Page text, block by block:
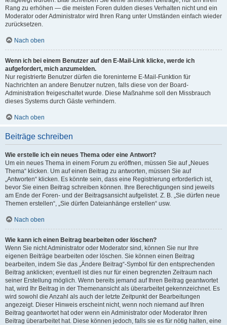
Rang zu erhöhen — die meisten Foren dulden dieses Verhalten nicht und ein
Moderator oder Administrator wird Ihren Rang unter Umständen einfach wieder
zurücksetzen.
Nach oben
Wenn ich bei einem Benutzer auf den E-Mail-Link klicke, werde ich
aufgefordert, mich anzumelden.
Nur registrierte Benutzer dürfen die foreninterne E-Mail-Funktion für
Nachrichten an andere Benutzer nutzen, falls diese von der Board-
Administration freigeschaltet wurde. Diese Maßnahme soll den Missbrauch
dieses Systems durch Gäste verhindern.
Nach oben
Beiträge schreiben
Wie erstelle ich ein neues Thema oder eine Antwort?
Um ein neues Thema in einem Forum zu eröffnen, müssen Sie auf „Neues
Thema“ klicken. Um auf einen Beitrag zu antworten, müssen Sie auf
„Antworten“ klicken. Es könnte sein, dass eine Registrierung erforderlich ist,
bevor Sie einen Beitrag schreiben können. Ihre Berechtigungen sind jeweils
am Ende der Foren- und der Beitragsansicht aufgelistet. Z. B. „Sie dürfen neue
Themen erstellen“, „Sie dürfen Dateianhänge erstellen“ usw.
Nach oben
Wie kann ich einen Beitrag bearbeiten oder löschen?
Wenn Sie nicht Administrator oder Moderator sind, können Sie nur Ihre
eigenen Beiträge bearbeiten oder löschen. Sie können einen Beitrag
bearbeiten, indem Sie das „Ändere Beitrag“-Symbol für den entsprechenden
Beitrag anklicken; eventuell ist dies nur für einen begrenzten Zeitraum nach
seiner Erstellung möglich. Wenn bereits jemand auf Ihren Beitrag geantwortet
hat, wird Ihr Beitrag in der Themenansicht als überarbeitet gekennzeichnet. Es
wird sowohl die Anzahl als auch der letzte Zeitpunkt der Bearbeitungen
angezeigt. Dieser Hinweis erscheint nicht, wenn noch niemand auf Ihren
Beitrag geantwortet hat oder wenn ein Administrator oder Moderator Ihren
Beitrag überarbeitet hat. Diese können jedoch, falls sie es für nötig halten, eine